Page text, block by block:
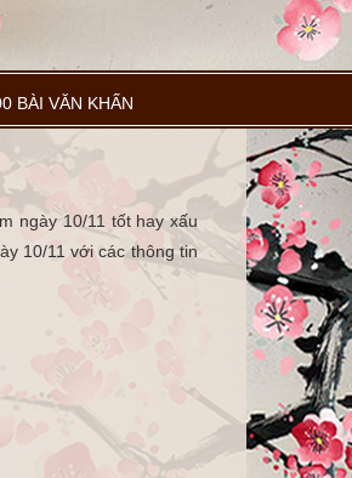
BÀI VĂN KHẤN
ngày 10/11 tốt hay xấu
10/11 với các thông tin